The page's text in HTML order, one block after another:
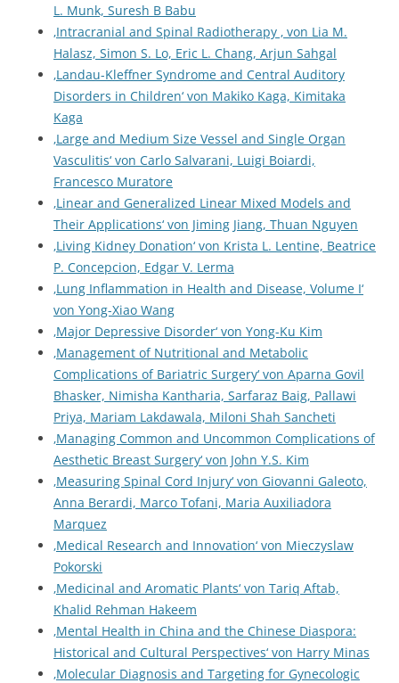
L. Munk, Suresh B Babu
‚Intracranial and Spinal Radiotherapy ‚ von Lia M.
Halasz, Simon S. Lo, Eric L. Chang, Arjun Sahgal
‚Landau-Kleffner Syndrome and Central Auditory
Disorders in Children‘ von Makiko Kaga, Kimitaka
Kaga
‚Large and Medium Size Vessel and Single Organ
Vasculitis‘ von Carlo Salvarani, Luigi Boiardi,
Francesco Muratore
‚Linear and Generalized Linear Mixed Models and
Their Applications‘ von Jiming Jiang, Thuan Nguyen
‚Living Kidney Donation‘ von Krista L. Lentine, Beatrice
P. Concepcion, Edgar V. Lerma
‚Lung Inflammation in Health and Disease, Volume I‘
von Yong-Xiao Wang
‚Major Depressive Disorder‘ von Yong-Ku Kim
‚Management of Nutritional and Metabolic
Complications of Bariatric Surgery‘ von Aparna Govil
Bhasker, Nimisha Kantharia, Sarfaraz Baig, Pallawi
Priya, Mariam Lakdawala, Miloni Shah Sancheti
‚Managing Common and Uncommon Complications of
Aesthetic Breast Surgery‘ von John Y.S. Kim
‚Measuring Spinal Cord Injury‘ von Giovanni Galeoto,
Anna Berardi, Marco Tofani, Maria Auxiliadora
Marquez
‚Medical Research and Innovation‘ von Mieczyslaw
Pokorski
‚Medicinal and Aromatic Plants‘ von Tariq Aftab,
Khalid Rehman Hakeem
‚Mental Health in China and the Chinese Diaspora:
Historical and Cultural Perspectives‘ von Harry Minas
‚Molecular Diagnosis and Targeting for Gynecologic